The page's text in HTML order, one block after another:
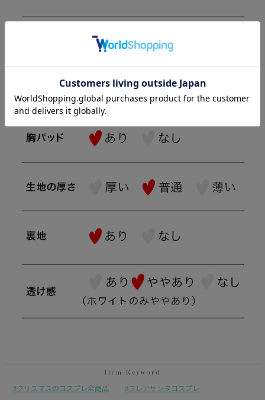
クリスマスのコスプレ全商品
フレアサンタコスプレ